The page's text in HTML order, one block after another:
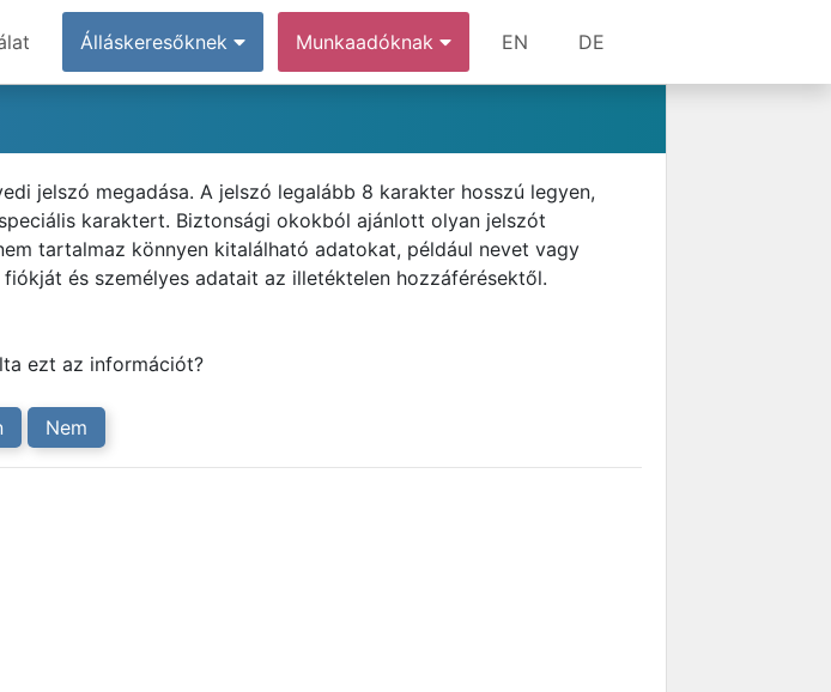
Álláskeresőknek Munkaadóknak EN DE
jelszó megadása. A jelszó legalább 8 karakter hosszú legyen,
karaktert. Biztonsági okokból ajánlott olyan jelszót
tartalmaz könnyen kitalálható adatokat, például nevet vagy
és személyes adatait az illetéktelen hozzáférésektől.
ezt az információt?
Nem